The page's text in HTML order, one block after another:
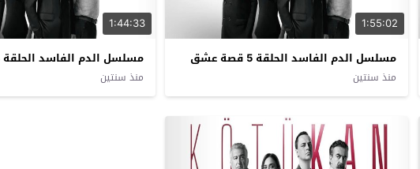
1:55:02
مسلسل الدم الفاسد الحلقة 5 قصة عشق
منذ سنتين
1:44:33
مسلسل الدم الفاسد الحلقة 4 قصة عشق
منذ سنتين